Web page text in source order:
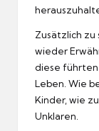
Zusätzlich zu
wieder
diese
Leben. Wie
Kinder, wie
Unklaren.